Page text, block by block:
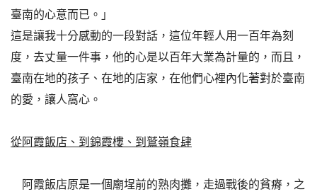
臺南的心意而已。」
這是讓我十分感動的一段對話，這位年輕人用一百年為刻
度，去丈量一件事，他的心是以百年大業為計量的，而且，
臺南在地的孩子、在地的店家，在他們心裡內化著對於臺南
的愛，讓人窩心。
從阿霞飯店、到錦霞樓、到鷲嶺食肆
阿霞飯店原是一個廟埕前的熟肉攤，走過戰後的貧瘠，之